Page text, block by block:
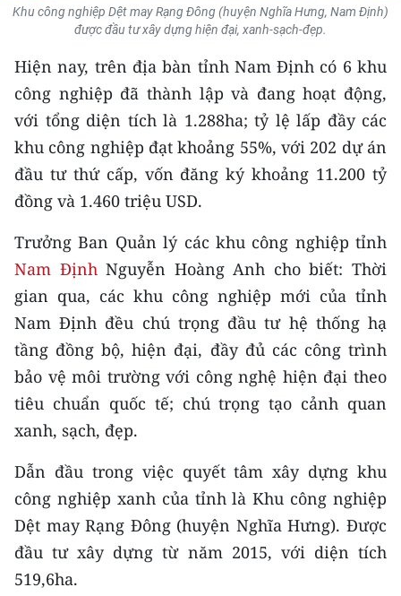
BẠN ĐỌC
KIỂM CHỨNG THÔNG TIN
TRI THỨC CHUYÊN SÂU
54 DÂN TỘC VIỆT NAM
CHƯƠNG TRÌNH OCOP - MỖI XÃ
MỘT SẢN PHẨM
RADIO
MEDIA CENTER
E-Magazine
Video
Media Chính trị
Media Kinh tế
Media Văn hóa
Media Xã hội
Media Pháp luật
Khu công nghiệp Dệt may Rạng Đông (huyện Nghĩa Hưng, Nam Định)
được đầu tư xây dựng hiện đại, xanh-sạch-đẹp.
Hiện nay, trên địa bàn tỉnh Nam Định có 6 khu
công nghiệp đã thành lập và đang hoạt động,
với tổng diện tích là 1.288ha; tỷ lệ lấp đầy các
khu công nghiệp đạt khoảng 55%, với 202 dự án
đầu tư thứ cấp, vốn đăng ký khoảng 11.200 tỷ
đồng và 1.460 triệu USD.
Trưởng Ban Quản lý các khu công nghiệp tỉnh
Nam ĐịnhNguyễn Hoàng Anh cho biết: Thời
gian qua, các khu công nghiệp mới của tỉnh
Nam Định đều chú trọng đầu tư hệ thống hạ
tầng đồng bộ, hiện đại, đầy đủ các công trình
bảo vệ môi trường với công nghệ hiện đại theo
tiêu chuẩn quốc tế; chú trọng tạo cảnh quan
xanh, sạch, đẹp.
Dẫn đầu trong việc quyết tâm xây dựng khu
công nghiệp xanh của tỉnh là Khu công nghiệp
Dệt may Rạng Đông (huyện Nghĩa Hưng). Được
đầu tư xây dựng từ năm 2015, với diện tích
519,6ha.